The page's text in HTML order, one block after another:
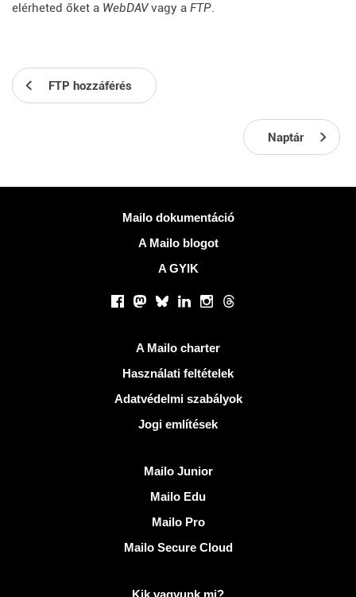
elérheted őket a WebDAVvagy a FTP.
FTP hozzáférés
Naptár
Mailo dokumentáció
A Mailo blogot
A GYIK
Facebook
Mastodon
BlueskyLinkedInInstagram
Threads
A Mailo charter
Használati feltételek
Adatvédelmi szabályok
Jogi említések
Mailo Junior
Mailo Edu
Mailo Pro
Mailo Secure Cloud
További információ: MailoKik vagyunk mi?